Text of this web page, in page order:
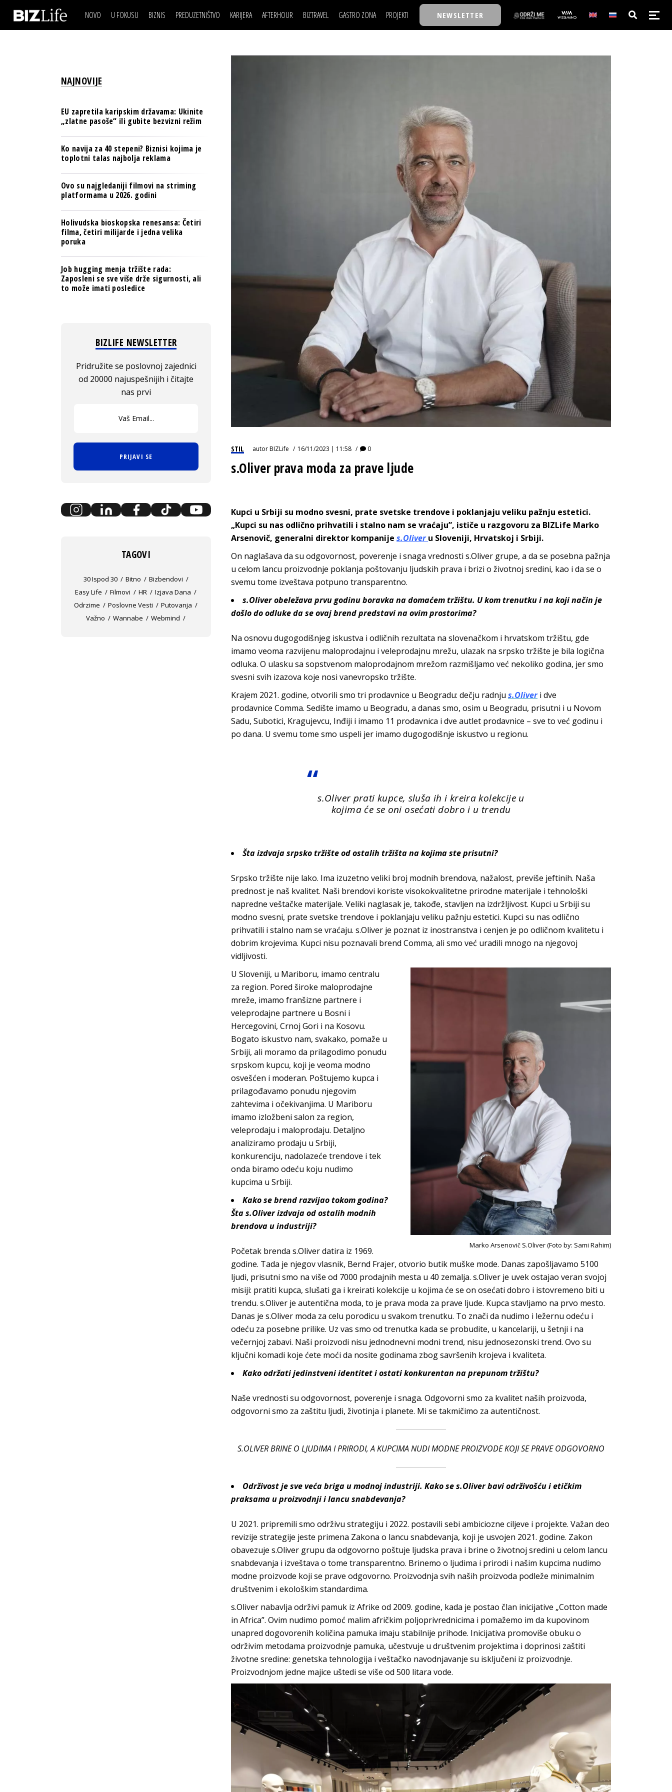
NOVO U FOKUSU BIZNIS
BANKE
OSIGURANJE
TECH I AI
BIZNIS & SPORT
PULS REGIONA
NOVO NA RAFU
PREDUZETNIŠTVO KARIJERA AFTERHOUR BIZTRAVEL GASTRO ZONA PROJEKTI
BIZBENDOVI
BIZKOLEGIJUM
BMW BIZNIS LIGA
BIZLIFE WEEK
IZJAVA GODINE
NEWSLETTER
IZJAVA DANABIZNIS SCENA
BREND I KOMUNIKACIJE
OSIGURANJE
TECH I AI
PULS REGIONA
POSAO
MOJ UGAO
FILM I SCENA
AUTO SVET
NAJKOLEGA
30 ISPOD 30
BIZKOLEGIJUM
BMW BIZNIS LIGA
BIZLIFE WEEK
IZJAVA GODINE
STIL autorBIZLife 16/11/2023 | 11:58 0
s.Oliver prava moda za prave ljude
Kupci u Srbiji su modno svesni, prate svetske trendove i poklanjaju veliku pažnju estetici.
„Kupci su nas odlično prihvatili i stalno nam se vraćaju”, ističe u razgovoru za BIZLife Marko
Arsenovič, generalni direktor kompanije s.Oliver u Sloveniji, Hrvatskoj i Srbiji.
On naglašava da su odgovornost, poverenje i snaga vrednosti s.Oliver grupe, a da se posebna pažnja
u celom lancu proizvodnje poklanja poštovanju ljudskih prava i brizi o životnoj sredini, kao i da se o
svemu tome izveštava potpuno transparentno.
s.Oliverobeležava prvu godinu boravka na domaćem tržištu. U kom trenutku i na koji način je
došlo do odluke da se ovaj brend predstavi na ovim prostorima?
Na osnovu dugogodišnjeg iskustva i odličnih rezultata na slovenačkom i hrvatskom tržištu, gde
imamo veoma razvijenu maloprodajnu i veleprodajnu mrežu, ulazak na srpsko tržište je bila logična
odluka. O ulasku sa sopstvenom maloprodajnom mrežom razmišljamo već nekoliko godina, jer smo
svesni svih izazova koje nosi vanevropsko tržište.
Krajem 2021. godine, otvorili smo tri prodavnice u Beogradu: dečju radnju s.Oliveri dve
prodavnice Comma. Sedište imamo u Beogradu, a danas smo, osim u Beogradu, prisutni i u Novom
Sadu, Subotici, Kragujevcu, Inđiji i imamo 11 prodavnica i dve autlet prodavnice – sve to već godinu i
po dana. U svemu tome smo uspeli jer imamo dugogodišnje iskustvo u regionu.
s.Oliver prati kupce, sluša ih i kreira kolekcije u
kojima će se oni osećati dobro i u trendu
Šta izdvaja srpsko tržište od ostalih tržišta na kojima ste prisutni?
Srpsko tržište nije lako. Ima izuzetno veliki broj modnih brendova, nažalost, previše jeftinih. Naša
prednost je naš kvalitet. Naši brendovi koriste visokokvalitetne prirodne materijale i tehnološki
napredne veštačke materijale. Veliki naglasak je, takođe, stavljen na izdržljivost. Kupci u Srbiji su
modno svesni, prate svetske trendove i poklanjaju veliku pažnju estetici. Kupci su nas odlično
prihvatili i stalno nam se vraćaju. s.Oliver je poznat iz inostranstva i cenjen je po odličnom kvalitetu i
dobrim krojevima. Kupci nisu poznavali brend Comma, ali smo već uradili mnogo na njegovoj
vidljivosti.
Marko Arsenovič S.Oliver (Foto by: Sami Rahim)
U Sloveniji, u Mariboru, imamo centralu
za region. Pored široke maloprodajne
mreže, imamo franšizne partnere i
veleprodajne partnere u Bosni i
Hercegovini, Crnoj Gori i na Kosovu.
Bogato iskustvo nam, svakako, pomaže u
Srbiji, ali moramo da prilagodimo ponudu
srpskom kupcu, koji je veoma modno
osvešćen i moderan. Poštujemo kupca i
prilagođavamo ponudu njegovim
zahtevima i očekivanjima. U Mariboru
imamo izložbeni salon za region,
veleprodaju i maloprodaju. Detaljno
analiziramo prodaju u Srbiji,
konkurenciju, nadolazeće trendove i tek
onda biramo odeću koju nudimo
kupcima u Srbiji.
Kako se brend razvijao tokom godina?
Štas.Oliverizdvaja od ostalih modnih
brendova u industriji?
Početak brenda s.Oliverdatira iz 1969.
godine. Tada je njegov vlasnik, Bernd Frajer, otvorio butik muške mode. Danas zapošljavamo 5100
ljudi, prisutni smo na više od 7000 prodajnih mesta u 40 zemalja. s.Oliver je uvek ostajao veran svojoj
misiji: pratiti kupca, slušati ga i kreirati kolekcije u kojima će se on osećati dobro i istovremeno biti u
trendu. s.Oliver je autentična moda, to je prava moda za prave ljude. Kupca stavljamo na prvo mesto.
Danas je s.Oliver moda za celu porodicu u svakom trenutku. To znači da nudimo i ležernu odeću i
odeću za posebne prilike. Uz vas smo od trenutka kada se probudite, u kancelariji, u šetnji i na
večernjoj zabavi. Naši proizvodi nisu jednodnevni modni trend, nisu jednosezonski trend. Ovo su
ključni komadi koje ćete moći da nosite godinama zbog savršenih krojeva i kvaliteta.
Kako održati jedinstveni identitet i ostati konkurentan na prepunom tržištu?
Naše vrednosti su odgovornost, poverenje i snaga. Odgovorni smo za kvalitet naših proizvoda,
odgovorni smo za zaštitu ljudi, životinja i planete. Mi se takmičimo za autentičnost.
S.OLIVER BRINE O LJUDIMA I PRIRODI, A KUPCIMA NUDI MODNE PROIZVODE KOJI SE PRAVE ODGOVORNO
Održivost je sve veća briga u modnoj industriji. Kako ses.Oliverbavi održivošću i etičkim
praksama u proizvodnji i lancu snabdevanja?
U 2021. pripremili smo održivu strategiju i 2022. postavili sebi ambiciozne ciljeve i projekte. Važan deo
revizije strategije jeste primena Zakona o lancu snabdevanja, koji je usvojen 2021. godine. Zakon
obavezuje s.Oliver grupu da odgovorno poštuje ljudska prava i brine o životnoj sredini u celom lancu
snabdevanja i izveštava o tome transparentno. Brinemo o ljudima i prirodi i našim kupcima nudimo
modne proizvode koji se prave odgovorno. Proizvodnja svih naših proizvoda podleže minimalnim
društvenim i ekološkim standardima.
s.Oliver nabavlja održivi pamuk iz Afrike od 2009. godine, kada je postao član inicijative „Cotton made
in Africa”. Ovim nudimo pomoć malim afričkim poljoprivrednicima i pomažemo im da kupovinom
unapred dogovorenih količina pamuka imaju stabilnije prihode. Inicijativa promoviše obuku o
održivim metodama proizvodnje pamuka, učestvuje u društvenim projektima i doprinosi zaštiti
životne sredine: genetska tehnologija i veštačko navodnjavanje su isključeni iz proizvodnje.
Proizvodnjom jedne majice uštedi se više od 500 litara vode.
NAJNOVIJE
EU zapretila karipskim državama: Ukinite
„zlatne pasoše“ ili gubite bezvizni režim
Ko navija za 40 stepeni? Biznisi kojima je
toplotni talas najbolja reklama
Ovo su najgledaniji filmovi na striming
platformama u 2026. godini
Holivudska bioskopska renesansa: Četiri
filma, četiri milijarde i jedna velika
poruka
Job hugging menja tržište rada:
Zaposleni se sve više drže sigurnosti, ali
to može imati posledice
BIZLIFE NEWSLETTER
Pridružite se poslovnoj zajednici
od 20000 najuspešnijih i čitajte
nas prvi
PRIJAVI SE
TAGOVI
30 Ispod 30 Bitno
Bizbendovi
Easy Life
Filmovi HR
Izjava Dana
Odrzime
Poslovne Vesti
Putovanja
Važno
Wannabe Webmind